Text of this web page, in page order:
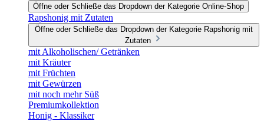
Öffne oder Schließe das Dropdown der Kategorie Online-Shop
Rapshonig mit Zutaten
Öffne oder Schließe das Dropdown der Kategorie Rapshonig mit
Zutaten
mit Alkoholischen/ Getränken
mit Kräuter
mit Früchten
mit Gewürzen
mit noch mehr Süß
Premiumkollektion
Honig - Klassiker